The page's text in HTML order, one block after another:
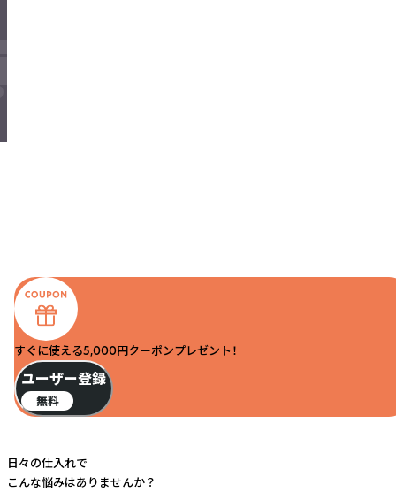
すぐに使える5,000円クーポンプレゼント！
ユーザー登録
無料
日々の仕入れで
こんな悩みはありませんか？